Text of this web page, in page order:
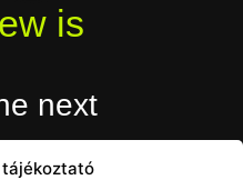
is
next
We’re working on a